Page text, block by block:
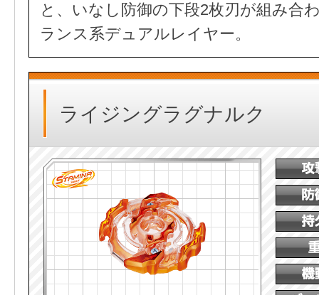
と、いなし防御の下段2枚刃が組み合
ランス系デュアルレイヤー。
ライジングラグナルク